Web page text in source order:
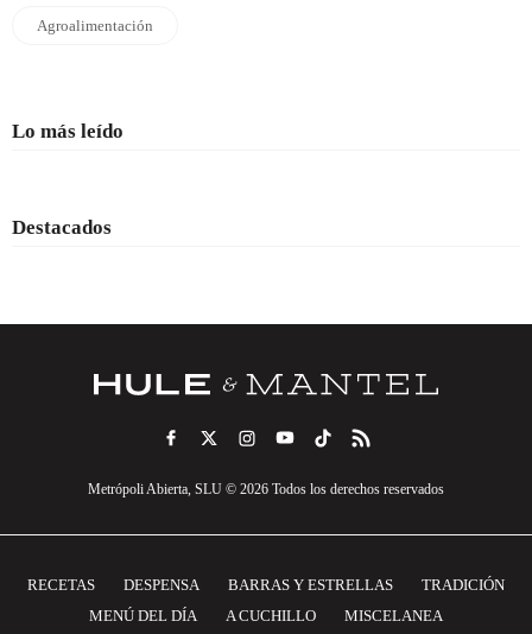
Agroalimentación
Lo más leído
Destacados
Metrópoli Abierta, SLU © 2026 Todos los derechos reservados
RECETAS DESPENSA BARRAS Y ESTRELLAS
TRADICIÓN
MENÚ DEL DÍA
A CUCHILLO MISCELANEA